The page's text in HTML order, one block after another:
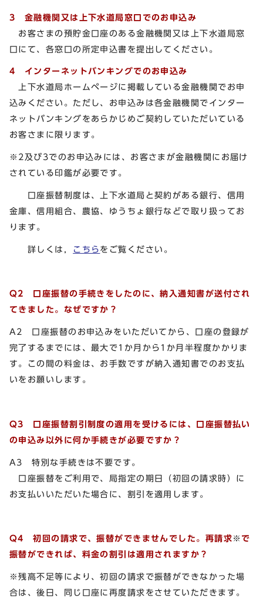
3 金融機関又は上下水道局窓口でのお申込み
お客さまの預貯金口座のある金融機関又は上下水道局窓
口にて、各窓口の所定申込書を提出してください。
4 インターネットバンキングでのお申込み
上下水道局ホームページに掲載している金融機関でお申
込みください。ただし、お申込みは各金融機関でインター
ネットバンキングをあらかじめご契約していただいている
お客さまに限ります。
※2及び3でのお申込みには、お客さまが金融機関にお届け
されている印鑑が必要です。
口座振替制度は、上下水道局と契約がある銀行、信用
金庫、信用組合、農協、ゆうちょ銀行などで取り扱ってお
ります。
詳しくは， こちら をご覧ください。
Q2 口座振替の手続きをしたのに、納入通知書が送付され
てきました。なぜですか？
A2 口座振替のお申込みをいただいてから、口座の登録が
完了するまでには、最大で1か月から1か月半程度かかりま
す。この間の料金は、お手数ですが納入通知書でのお支払
いをお願いします。
Q3 口座振替割引制度の適用を受けるには、口座振替払い
の申込み以外に何か手続きが必要ですか？
A3
特別な手続きは不要です。
口座振替をご利用で、局指定の期日（初回の請求時）に
お支払いいただいた場合に、割引を適用します。
Q4 初回の請求で、振替ができませんでした。再請求 ※ で
振替ができれば、料金の割引は適用されますか？
※残高不足等により、初回の請求で振替ができなかった場
合は、後日、同じ口座に再度請求をさせていただきます。